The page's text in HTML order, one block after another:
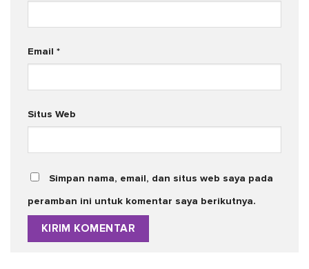
Email *
Situs Web
Simpan nama, email, dan situs web saya pada
peramban ini untuk komentar saya berikutnya.